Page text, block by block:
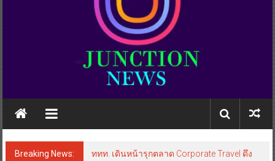
Breaking News:
ททท. เดินหน้ารุกตลาด Corporate Travel ดึง